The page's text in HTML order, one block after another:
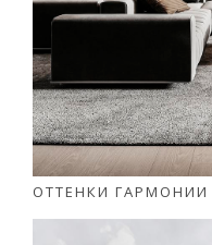
ОТТЕНКИ ГАРМОНИИ